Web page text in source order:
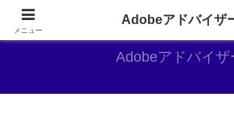
Adobe好きのAdobe推しブ
Adobeアドバイザ
メニュー
Adobeアドバイザ